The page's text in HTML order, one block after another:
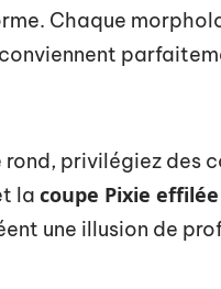
Chaque
rond, privilégiez des
la coupe Pixie effilée
une illusion de